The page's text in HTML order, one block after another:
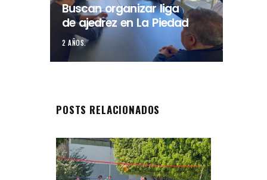
Buscan organizar liga
de ajedrez en La Piedad
2 AÑOS.
POSTS RELACIONADOS